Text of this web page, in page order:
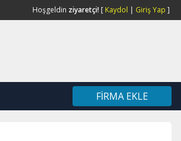
Hoşgeldin ziyaretçi! [ Kaydol | Giriş Yap ]
FIRMA EKLE